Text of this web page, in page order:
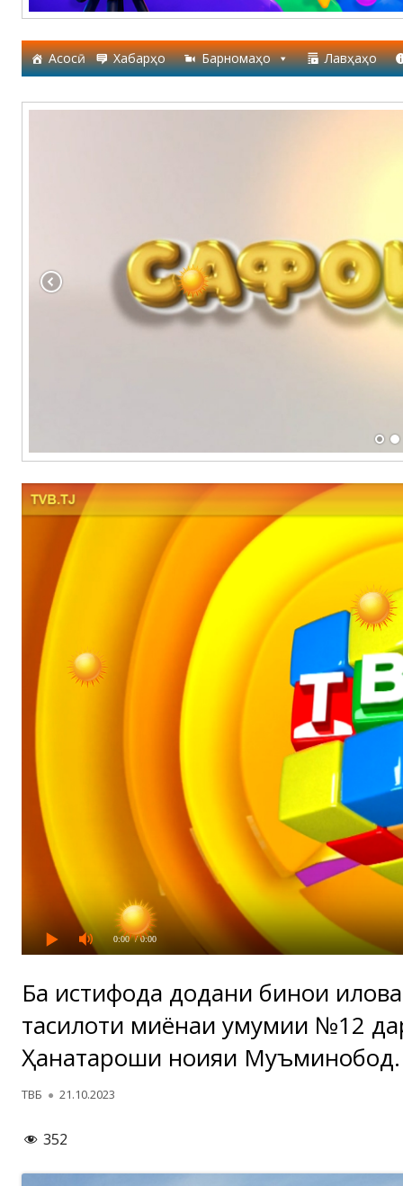
Асосӣ Хабарҳо Барномаҳо Лавҳаҳо
0:00 / 0:00
Ба истифода додани бинои
таҳсилоти миёнаи умумии №12
Ҳанатароши ноҳияи Муъминобод.
Автор
ТВБ Опубликовано
21.10.2023
352